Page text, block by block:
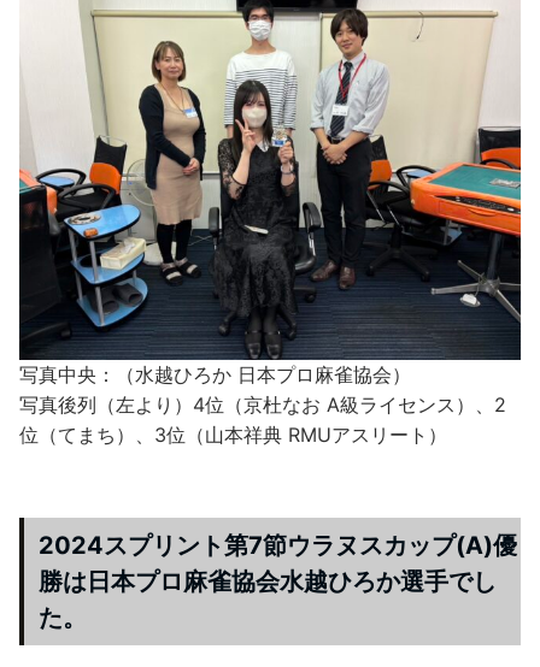
写真中央：（水越ひろか 日本プロ麻雀協会）
写真後列（左より）4位（京杜なお A級ライセンス）、2
位（てまち）、3位（山本祥典 RMUアスリート）
2024スプリント第7節ウラヌスカップ(A)優
勝は日本プロ麻雀協会水越ひろか選手でし
た。